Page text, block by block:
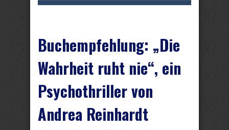
Buchempfehlung: „Die
Wahrheit ruht nie“, ein
Psychothriller von
Andrea Reinhardt